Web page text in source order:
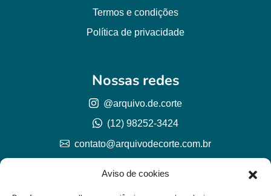
Aviso de cookies
Termos e condições
Política de privacidade
Nossas redes
@arquivo.de.corte
(12) 98252-3424
contato@arquivodecorte.com.br